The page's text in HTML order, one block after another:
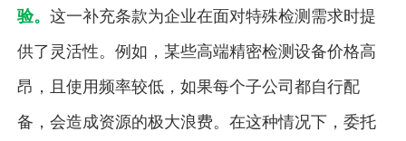
验。这一补充条款为企业在面对特殊检测需求时提
供了灵活性。例如，某些高端精密检测设备价格高
昂，且使用频率较低，如果每个子公司都自行配
备，会造成资源的极大浪费。在这种情况下，委托